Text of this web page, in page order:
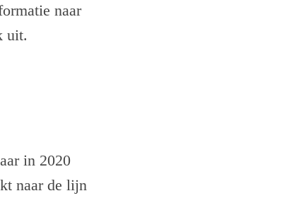
naar
uit.
in 2020
naar de lijn